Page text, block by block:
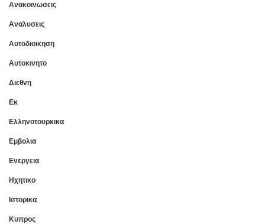
Ανακοινωσεις
Αναλυσεις
Αυτοδιοικηση
Αυτοκινητο
Διεθνη
Εκ
Ελληνοτουρκικα
Εμβολια
Ενεργεια
Ηχητικο
Ιστορικα
Κυπρος